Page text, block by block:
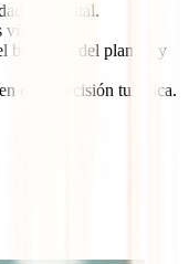
ambiental.
bienestar del planeta y
cada decisión turística.